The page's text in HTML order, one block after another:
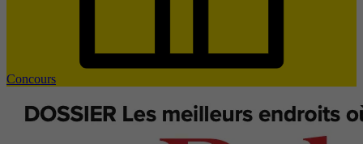
Concours